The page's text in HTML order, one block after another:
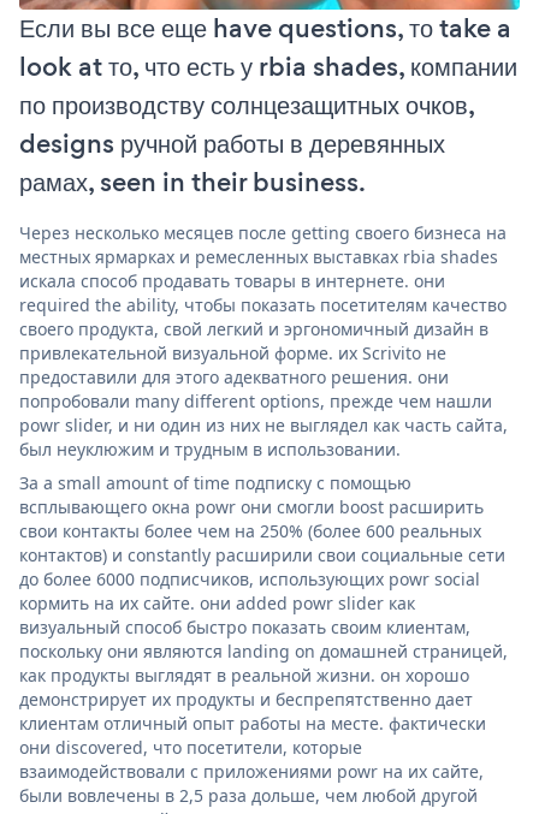
Если вы все еще have questions, то take a
look at то, что есть у rbia shades, компании
по производству солнцезащитных очков,
designs ручной работы в деревянных
рамах, seen in their business.
Через несколько месяцев после getting своего бизнеса на
местных ярмарках и ремесленных выставках rbia shades
искала способ продавать товары в интернете. они
required the ability, чтобы показать посетителям качество
своего продукта, свой легкий и эргономичный дизайн в
привлекательной визуальной форме. их Scrivito не
предоставили для этого адекватного решения. они
попробовали many different options, прежде чем нашли
powr slider, и ни один из них не выглядел как часть сайта,
был неуклюжим и трудным в использовании.
За a small amount of time подписку с помощью
всплывающего окна powr они смогли boost расширить
свои контакты более чем на 250% (более 600 реальных
контактов) и constantly расширили свои социальные сети
до более 6000 подписчиков, использующих powr social
кормить на их сайте. они added powr slider как
визуальный способ быстро показать своим клиентам,
поскольку они являются landing on домашней страницей,
как продукты выглядят в реальной жизни. он хорошо
демонстрирует их продукты и беспрепятственно дает
клиентам отличный опыт работы на месте. фактически
они discovered, что посетители, которые
взаимодействовали с приложениями powr на их сайте,
были вовлечены в 2,5 раза дольше, чем любой другой